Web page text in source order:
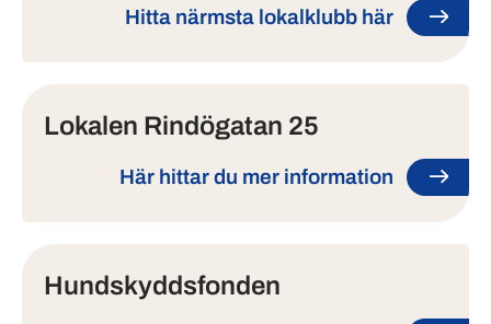
Hitta närmsta lokalklubb här
Lokalen Rindögatan 25
Här hittar du mer information
Hundskyddsfonden